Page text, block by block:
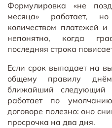
Формулировка «не
месяца» работает,
количеством платежей и
непонятно, когда
последняя строка
Если срок выпадает на
общему правилу днём
ближайший следующий
работает по
договоре полезно: оно
просрочка на два дня.